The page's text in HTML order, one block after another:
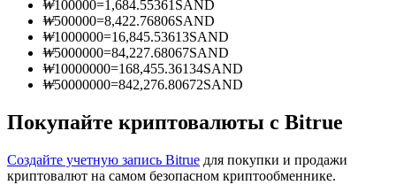
Информация
Анализ больших данных, включая торговую информацию
и т. д.
₩100000=1,684.55361 SAND
₩500000=8,422.76806SAND
₩1000000=16,845.53613SAND
₩5000000=84,227.68067SAND
₩10000000=168,455.36134SAND
₩50000000=842,276.80672SAND
Покупайте криптовалюты с Bitrue
Создайте учетную запись Bitrue для покупки и продажи
криптовалют на самом безопасном криптообменнике.